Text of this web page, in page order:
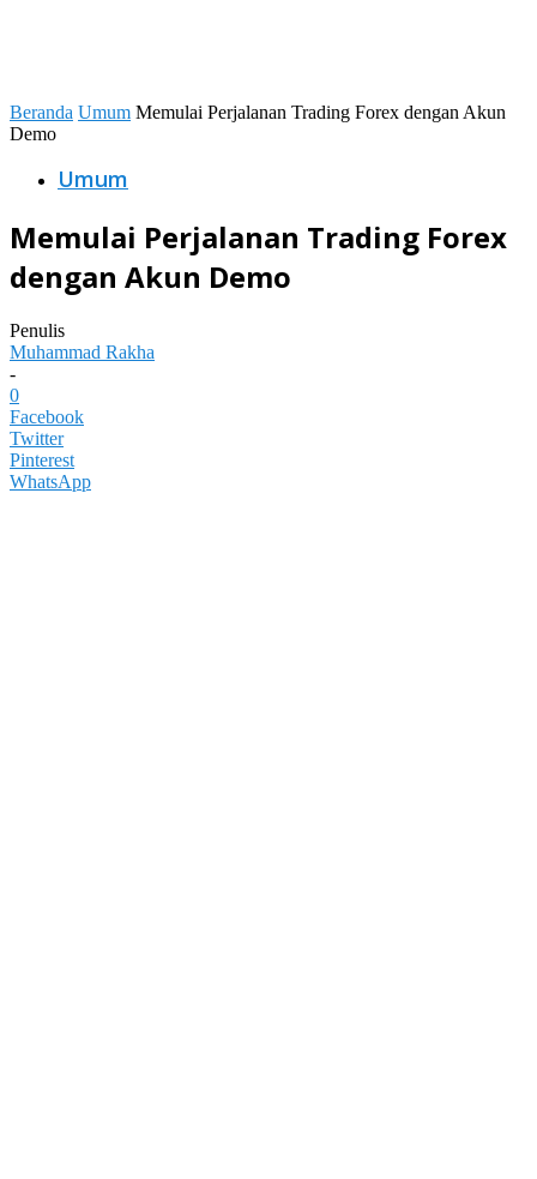
Beranda Umum Memulai Perjalanan Trading Forex dengan Akun
Demo
Umum
Memulai Perjalanan Trading Forex
dengan Akun Demo
Penulis
Muhammad Rakha
-
0
Facebook
Twitter
Pinterest
WhatsApp